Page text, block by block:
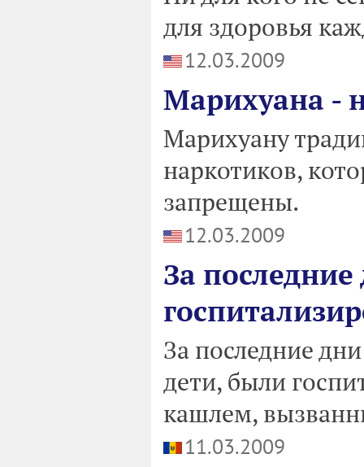
для здоровья
12.03.2009
Марихуана -
Марихуану
наркотиков,
запрещены.
12.03.2009
За
За последние
дети, были
кашлем,
11.03.2009